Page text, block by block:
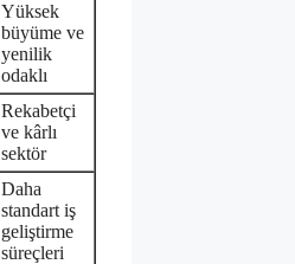
Yüksek
büyüme ve
yenilik
odaklı
Rekabetçi
ve kârlı
sektör
Daha
standart iş
geliştirme
süreçleri